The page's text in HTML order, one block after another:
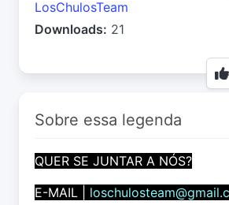
LosChulosTeam
Downloads: 21
Sobre essa legenda
QUER SE JUNTAR A NÓS?
E-MAIL |